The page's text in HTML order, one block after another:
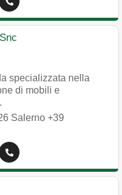
specializzata nella
di mobili e
Salerno +39